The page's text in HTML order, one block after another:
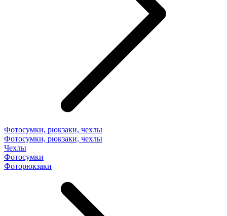
Фотосумки, рюкзаки, чехлы
Фотосумки, рюкзаки, чехлы
Чехлы
Фотосумки
Фоторюкзаки